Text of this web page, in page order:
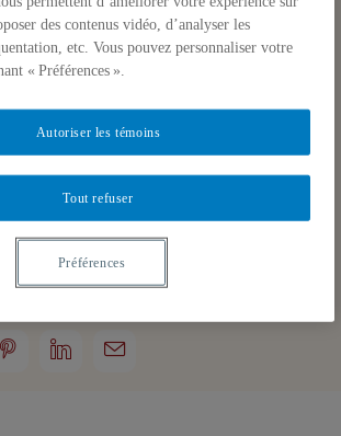
Roussel (professeur
politique UQAM)
: Dan O’Meara (professeur
: Alex Macleod
Directeur du CEPES)
des contenus vidéo, d’analyser les
etc. Vous pouvez personnaliser votre
« Préférences ».
Tout refuser
Autoriser les témoins
Préférences